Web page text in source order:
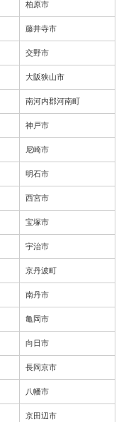
柏原市
藤井寺市
交野市
大阪狭山市
南河内郡河南町
神戸市
尼崎市
明石市
西宮市
宝塚市
宇治市
京丹波町
南丹市
亀岡市
向日市
長岡京市
八幡市
京田辺市